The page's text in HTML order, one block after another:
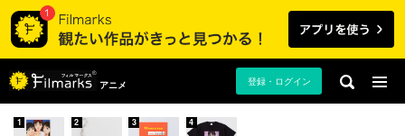
アニメ 登録・ログイン
1 2 3 4